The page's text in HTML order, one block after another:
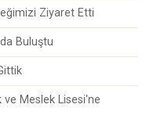
Ziyaret Etti
Buluştu
ve Meslek Lisesi'ne